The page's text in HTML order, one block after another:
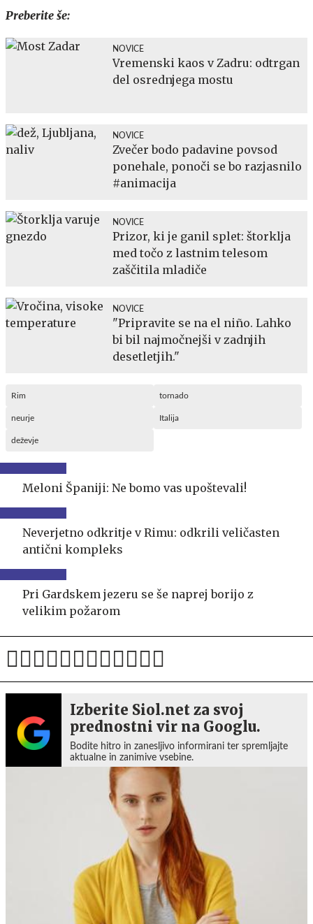
Preberite še:
NOVICE
Vremenski kaos v Zadru: odtrgan
del osrednjega mostu
NOVICE
Zvečer bodo padavine povsod
ponehale, ponoči se bo razjasnilo
#animacija
NOVICE
Prizor, ki je ganil splet: štorklja
med točo z lastnim telesom
zaščitila mladiče
NOVICE
"Pripravite se na el niño. Lahko
bi bil najmočnejši v zadnjih
desetletjih."
Rim tornado
neurje Italija
deževje
Meloni Španiji: Ne bomo vas upoštevali!
Neverjetno odkritje v Rimu: odkrili veličasten
antični kompleks
Pri Gardskem jezeru se še naprej borijo z
velikim požarom
Izberite Siol.net za svoj
prednostni vir na Googlu.
Bodite hitro in zanesljivo informirani ter spremljajte
aktualne in zanimive vsebine.